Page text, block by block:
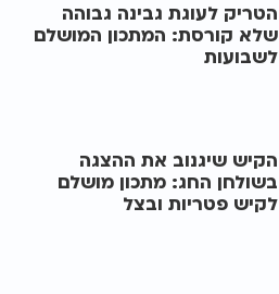
הטריק לעוגת גבינה גבוהה
שלא קורסת: המתכון המושלם
לשבועות
הקיש שיגנוב את ההצגה
בשולחן החג: מתכון מושלם
לקיש פטריות ובצל